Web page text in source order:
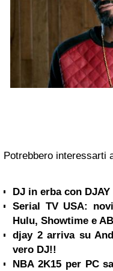
Potrebbero interessarti
DJ in erba con DJAY
Serial TV USA:
Hulu, Showtime e
djay 2 arriva su
vero DJ!!
NBA 2K15 per PC